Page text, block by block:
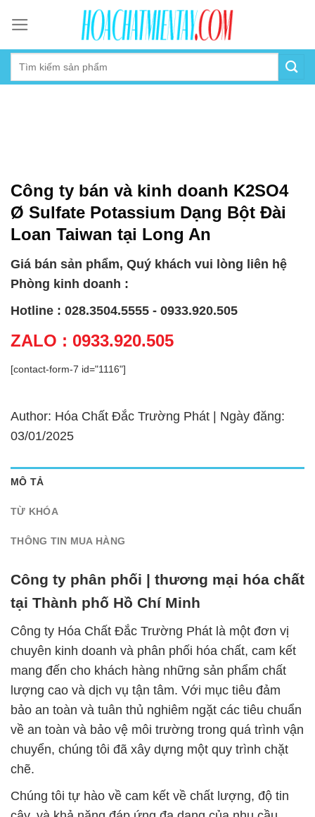
content
Công ty bán và kinh doanh K2SO4
Ø Sulfate Potassium Dạng Bột Đài
Loan Taiwan tại Long An
Giá bán sản phẩm, Quý khách vui lòng liên hệ
Phòng kinh doanh :
Hotline : 028.3504.5555 - 0933.920.505
ZALO : 0933.920.505
[contact-form-7 id="1116"]
Author: Hóa Chất Đắc Trường Phát | Ngày đăng:
03/01/2025
MÔ TẢ
TỪ KHÓA
THÔNG TIN MUA HÀNG
Công ty phân phối | thương mại hóa chất
tại Thành phố Hồ Chí Minh
Công ty Hóa Chất Đắc Trường Phát là một đơn vị
chuyên kinh doanh và phân phối hóa chất, cam kết
mang đến cho khách hàng những sản phẩm chất
lượng cao và dịch vụ tận tâm. Với mục tiêu đảm
bảo an toàn và tuân thủ nghiêm ngặt các tiêu chuẩn
về an toàn và bảo vệ môi trường trong quá trình vận
chuyển, chúng tôi đã xây dựng một quy trình chặt
chẽ.
Chúng tôi tự hào về cam kết về chất lượng, độ tin